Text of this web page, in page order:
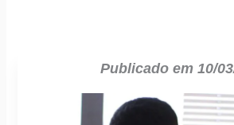
Publicado em 10/